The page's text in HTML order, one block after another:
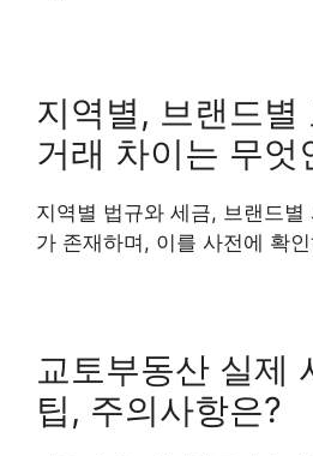
지역별, 브랜드별
거래 차이는 무엇
지역별 법규와 세금, 브랜드별
가 존재하며, 이를 사전에 확
교토부동산 실제
팁, 주의사항은?